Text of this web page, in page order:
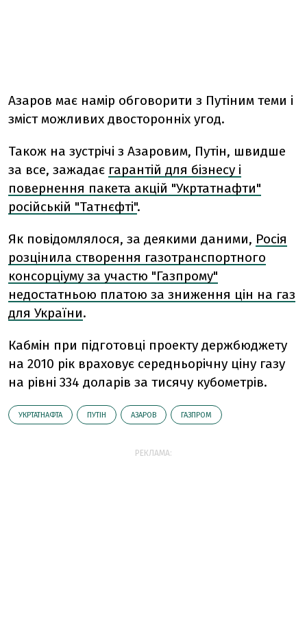
Азаров має намір обговорити з Путіним теми і
зміст можливих двосторонніх угод.
Також на зустрічі з Азаровим, Путін, швидше
за все, зажадає гарантій для бізнесу і
повернення пакета акцій "Укртатнафти"
російській "Татнєфті".
Як повідомлялося, за деякими даними, Росія
розцінила створення газотранспортного
консорціуму за участю "Газпрому"
недостатньою платою за зниження цін на газ
для України.
Кабмін при підготовці проекту держбюджету
на 2010 рік враховує середньорічну ціну газу
на рівні 334 доларів за тисячу кубометрів.
УКРТАТНАФТА ПУТІН АЗАРОВ ГАЗПРОМ
РЕКЛАМА: